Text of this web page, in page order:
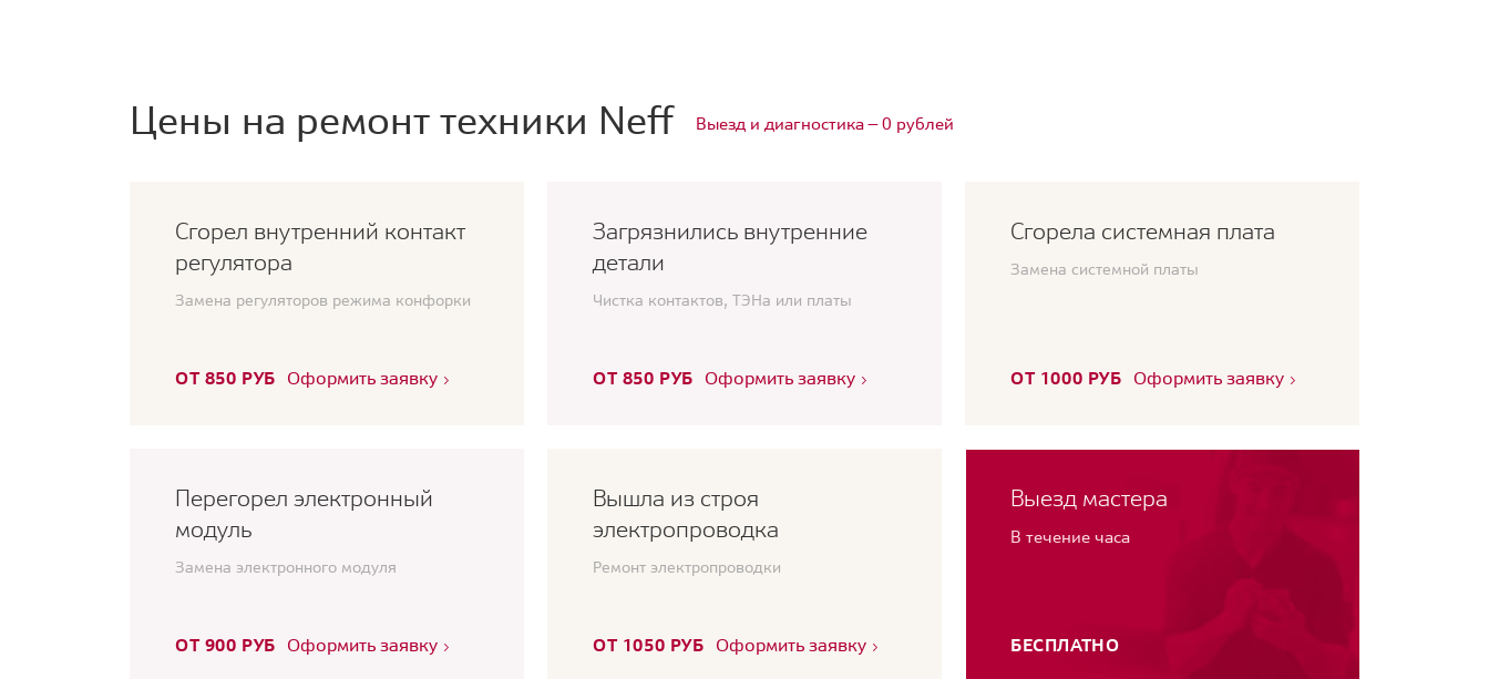
Цены на ремонт техники Neff Выезд и диагностика — 0 рублей
Сгорел внутренний контакт
регулятора
Замена регуляторов режима конфорки
ОТ 850 РУБ Оформить заявку
Загрязнились внутренние
детали
Чистка контактов, ТЭНа или платы
ОТ 850 РУБ Оформить заявку
Сгорела системная плата
Замена системной платы
ОТ 1000 РУБ Оформить заявку
Перегорел электронный
модуль
Замена электронного модуля
ОТ 900 РУБ Оформить заявку
Вышла из строя
электропроводка
Ремонт электропроводки
ОТ 1050 РУБ Оформить заявку
Выезд мастера
В течение часа
БЕСПЛАТНО